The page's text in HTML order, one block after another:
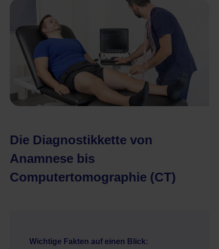
Die Diagnostikkette von
Anamnese bis
Computertomographie (CT)
Wichtige Fakten auf einen Blick: